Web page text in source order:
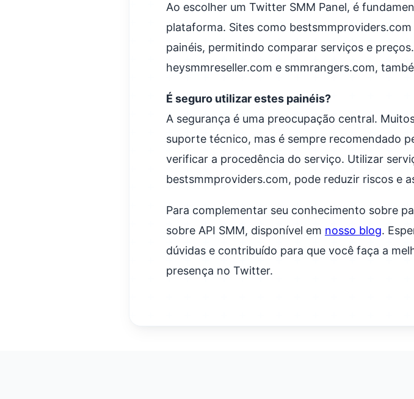
Ao escolher um Twitter SMM Panel, é
plataforma. Sites como
painéis, permitindo comparar serviços e
heysmmreseller.com e smmrangers.com,
É seguro utilizar estes painéis?
A segurança é uma preocupação central.
suporte técnico, mas é sempre recomendado
verificar a procedência do serviço. Utilizar
bestsmmproviders.com, pode reduzir riscos e
Para complementar seu conhecimento sobre
sobre API SMM, disponível em nosso blog.
dúvidas e contribuído para que você faça a
presença no Twitter.